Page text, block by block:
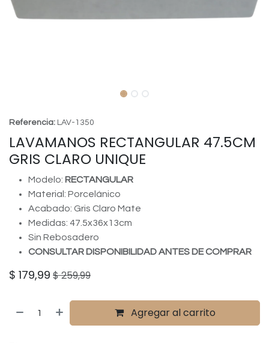
Referencia: LAV-1350
LAVAMANOS RECTANGULAR 47.5CM
GRIS CLARO UNIQUE
Modelo: RECTANGULAR
Material: Porcelánico
Acabado: Gris Claro Mate
Medidas: 47.5x36x13cm
Sin Rebosadero
CONSULTAR DISPONIBILIDAD ANTES DE COMPRAR
$ 179,99 $259,99
Agregar al carrito